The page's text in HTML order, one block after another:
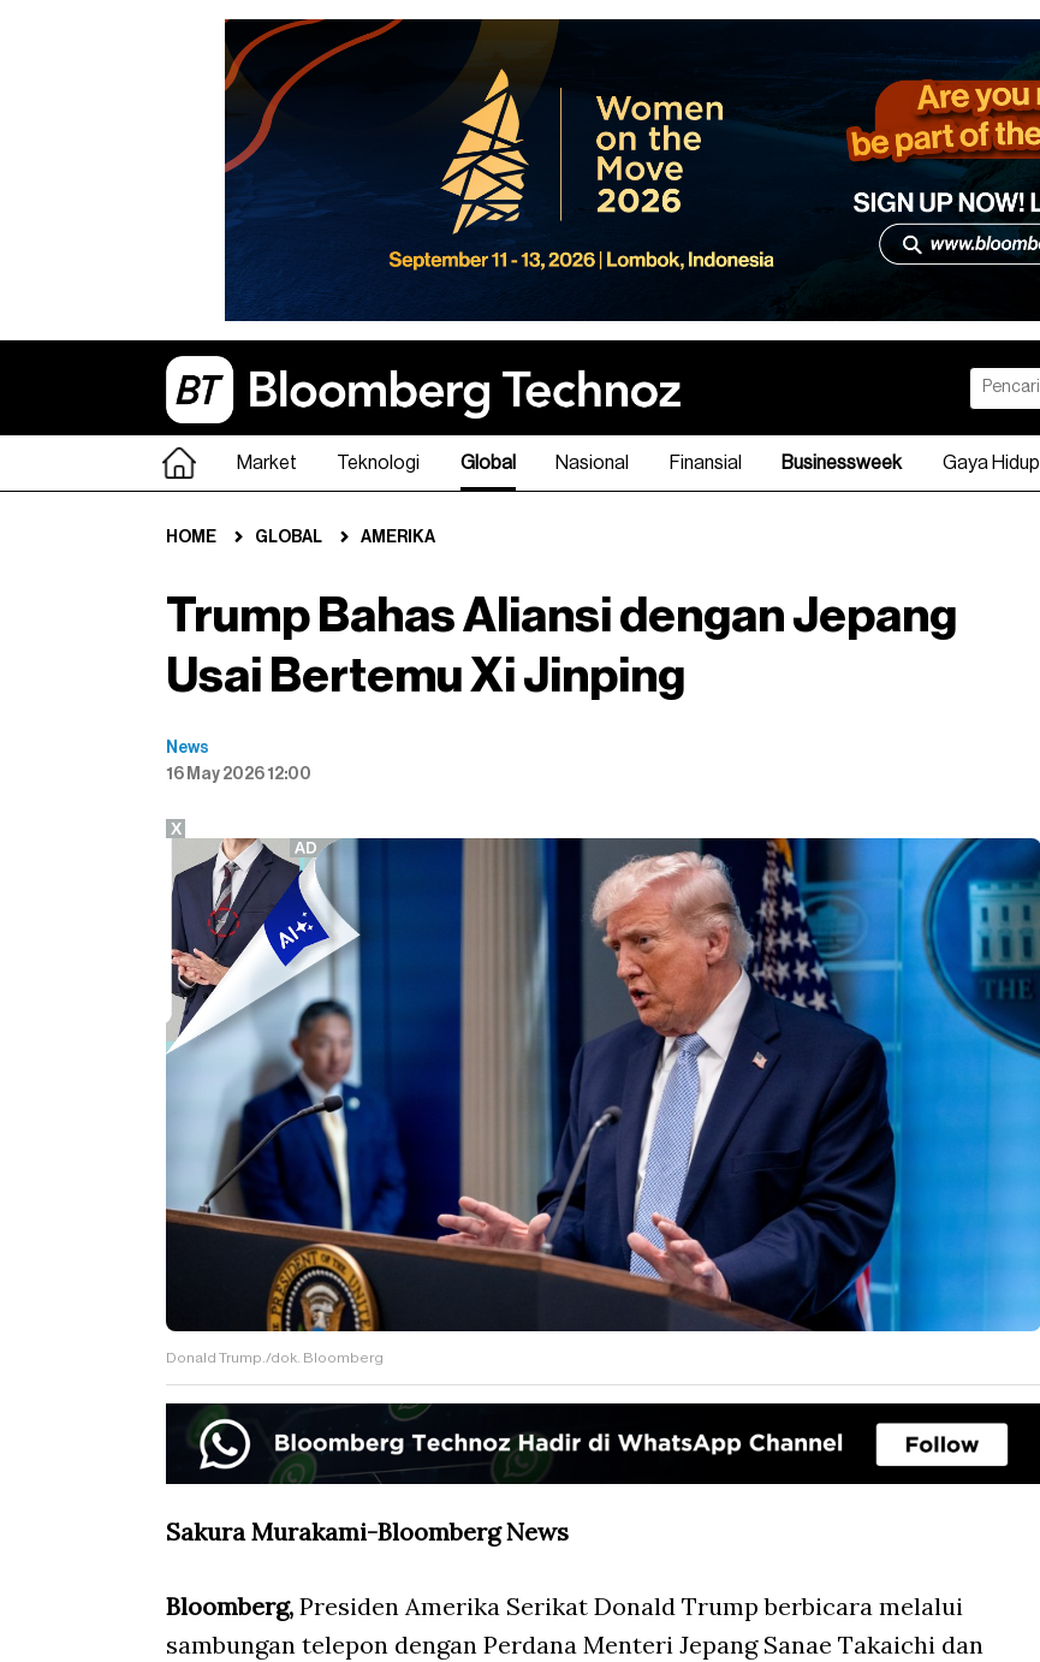
Market Teknologi Global Nasional Finansial Businessweek Gaya Hidup
HOME GLOBAL AMERIKA
Trump Bahas Aliansi dengan Jepang
Usai Bertemu Xi Jinping
News
16 May 2026 12:00
Donald Trump./dok. Bloomberg
Sakura Murakami-Bloomberg News
Bloomberg, Presiden Amerika Serikat Donald Trump berbicara melalui
sambungan telepon dengan Perdana Menteri Jepang Sanae Takaichi dan
X